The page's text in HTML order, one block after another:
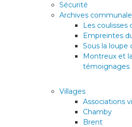
Enfance/
Environnement
Mobilité
Sécurité
Archives
Les coulisses
Empreintes
Sous la loupe
Montreux et
témoignages
Villages
Associations
Chamby
Brent